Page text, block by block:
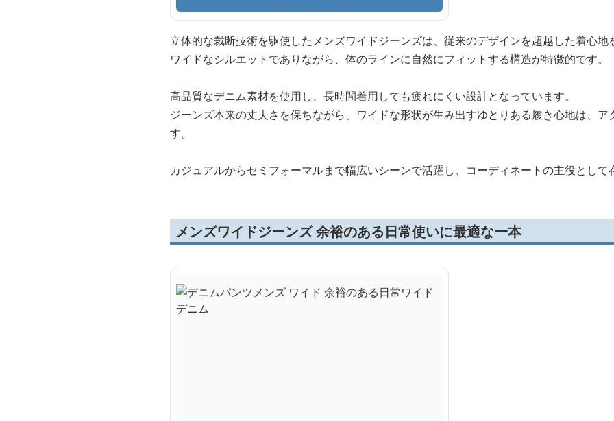
立体的な裁断技術を駆使したメンズワイドジーンズは、従来のデザインを超越した着心地
ワイドなシルエットでありながら、体のラインに自然にフィットする構造が特徴的です。
高品質なデニム素材を使用し、長時間着用しても疲れにくい設計となっています。
ジーンズ本来の丈夫さを保ちながら、ワイドな形状が生み出すゆとりある履き心地は、
す。
カジュアルからセミフォーマルまで幅広いシーンで活躍し、コーディネートの主役として
メンズワイドジーンズ 余裕のある日常使いに最適な一本